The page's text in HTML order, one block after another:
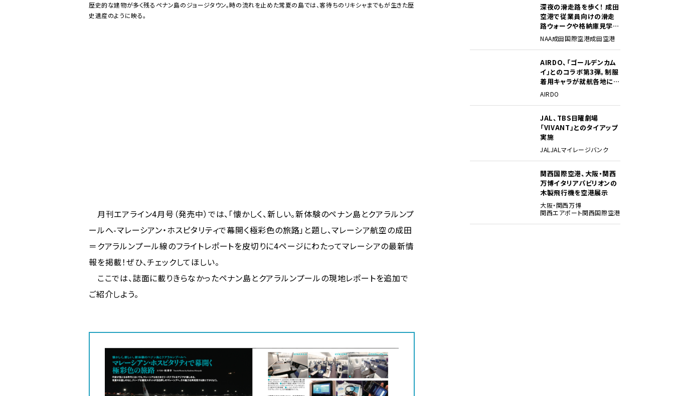
歴史的な建物が多く残るペナン島のジョージタウン。時の流れを止めた常夏の島では、客待ちのリキシャまでもが生きた歴
史遺産のように映る。
月刊エアライン4月号（発売中）では、「懐かしく、新しい。新体験のペナン島とクアラルンプ
ールへ-マレーシアン・ホスピタリティで幕開く極彩色の旅路」と題し、マレーシア航空の成田
＝クアラルンプール線のフライトレポートを皮切りに4ページにわたってマレーシアの最新情
報を掲載！ぜひ、チェックしてほしい。
ここでは、誌面に載りきらなかったペナン島とクアラルンプールの現地レポートを追加で
ご紹介しよう。
深夜の滑走路を歩く！ 成田
空港で従業員向けの滑走
路ウォークや格納庫見学イ
ベントを初開催
NAA成田国際空港成田空港
AIRDO、「ゴールデンカム
イ」とのコラボ第3弾。制服
着用キャラが就航各地に登
場
AIRDO
JAL、TBS日曜劇場
「VIVANT」とのタイアップ
実施
JAL JALマイレージバンク
関西国際空港、大阪・関西
万博イタリアパビリオンの
木製飛行機を空港展示
大阪・関西万博
関西エアポート関西国際空港